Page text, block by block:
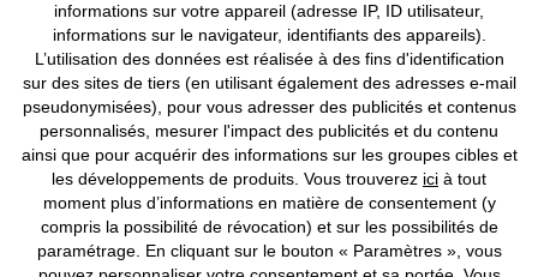
Mentions légales Résilier le contrat
© 2026 bonprix.Tous droits réservés.
Deutsch Français
informations sur votre appareil (adresse IP, ID utilisateur,
informations sur le navigateur, identifiants des appareils).
L’utilisation des données est réalisée à des fins d'identification
sur des sites de tiers (en utilisant également des adresses e-mail
pseudonymisées), pour vous adresser des publicités et contenus
personnalisés, mesurer l'impact des publicités et du contenu
ainsi que pour acquérir des informations sur les groupes cibles et
les développements de produits. Vous trouverez ici à tout
moment plus d’informations en matière de consentement (y
compris la possibilité de révocation) et sur les possibilités de
paramétrage. En cliquant sur le bouton « Paramètres », vous